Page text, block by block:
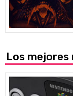
Los mejores